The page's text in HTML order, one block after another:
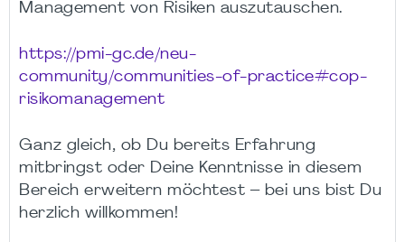
Management von Risiken auszutauschen.
https://pmi-gc.de/neu-
community/communities-of-practice#cop-
risikomanagement
Ganz gleich, ob Du bereits Erfahrung
mitbringst oder Deine Kenntnisse in diesem
Bereich erweitern möchtest – bei uns bist Du
herzlich willkommen!